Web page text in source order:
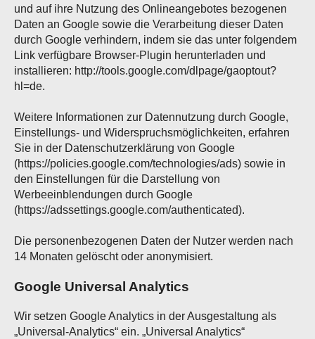
und auf ihre Nutzung des Onlineangebotes bezogenen
Daten an Google sowie die Verarbeitung dieser Daten
durch Google verhindern, indem sie das unter folgendem
Link verfügbare Browser-Plugin herunterladen und
installieren: http://tools.google.com/dlpage/gaoptout?
hl=de.
Weitere Informationen zur Datennutzung durch Google,
Einstellungs- und Widerspruchsmöglichkeiten, erfahren
Sie in der Datenschutzerklärung von Google
(https://policies.google.com/technologies/ads) sowie in
den Einstellungen für die Darstellung von
Werbeeinblendungen durch Google
(https://adssettings.google.com/authenticated).
Die personenbezogenen Daten der Nutzer werden nach
14 Monaten gelöscht oder anonymisiert.
Google Universal Analytics
Wir setzen Google Analytics in der Ausgestaltung als
„Universal-Analytics“ ein. „Universal Analytics“